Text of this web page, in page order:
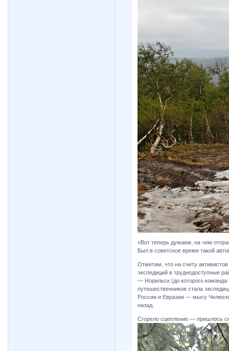
«Вот теперь думаем, на чем
Был в советское время такой
Отметим, что на счету
экспедиций в труднодоступные
— Норильск (до которого
путешественников стала
России и Евразии — мысу
назад.
Сгорело сцепление — пришлось